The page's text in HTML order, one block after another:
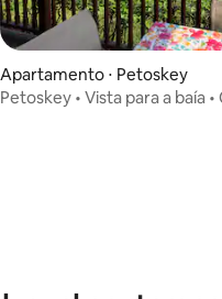
avaliação média de 5, 9
Apartamento ⋅ Petoskey
Petoskey • Vista para a baía